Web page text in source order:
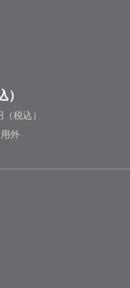
）
税込）
外